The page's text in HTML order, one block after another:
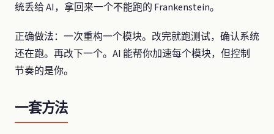
统丢给 AI，拿回来一个不能跑的 Frankenstein。
正确做法：一次重构一个模块。改完就跑测试，确认系统
还在跑。再改下一个。AI 能帮你加速每个模块，但控制
节奏的是你。
一套方法